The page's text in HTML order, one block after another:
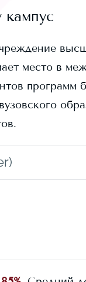
кампус
место в
программ